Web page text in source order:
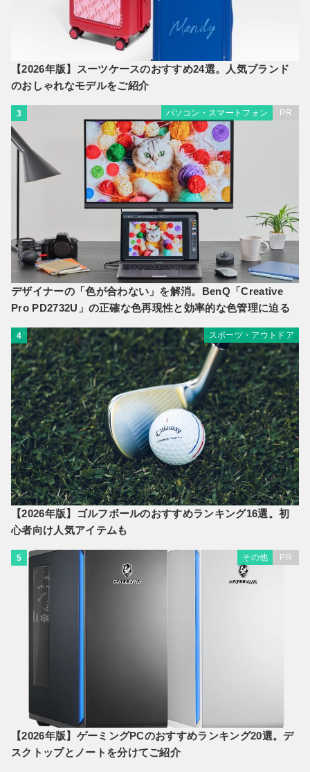
【2026年版】スーツケースのおすすめ24選。人気ブランド
のおしゃれなモデルをご紹介
3 パソコン・スマートフォン PR
デザイナーの「色が合わない」を解消。BenQ「Creative
Pro PD2732U」の正確な色再現性と効率的な色管理に迫る
4 スポーツ・アウトドア
【2026年版】ゴルフボールのおすすめランキング16選。初
心者向け人気アイテムも
5 その他 PR
【2026年版】ゲーミングPCのおすすめランキング20選。デ
スクトップとノートを分けてご紹介